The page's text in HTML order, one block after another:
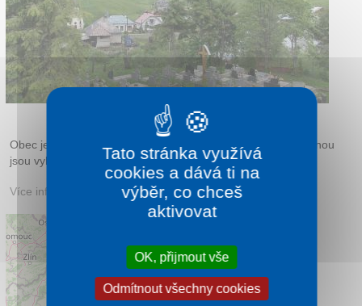
Obec je skvělým východiskem pro pěší túry. Skvělou podívanou
jsou vykopávky na Kláštorisku.
Více informací: stratena.net
Tato stránka využívá
cookies a dává ti na
výběr, co chceš
aktivovat
OK, přijmout vše
Odmítnout všechny cookies